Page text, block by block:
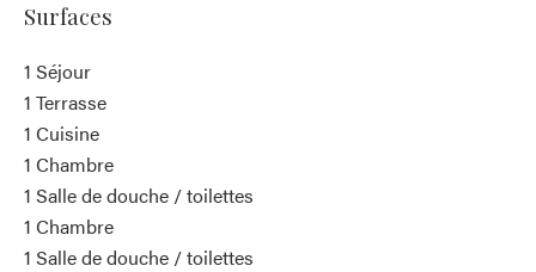
Surfaces
1 Séjour
1 Terrasse
1 Cuisine
1 Chambre
1 Salle de douche / toilettes
1 Chambre
1 Salle de douche / toilettes